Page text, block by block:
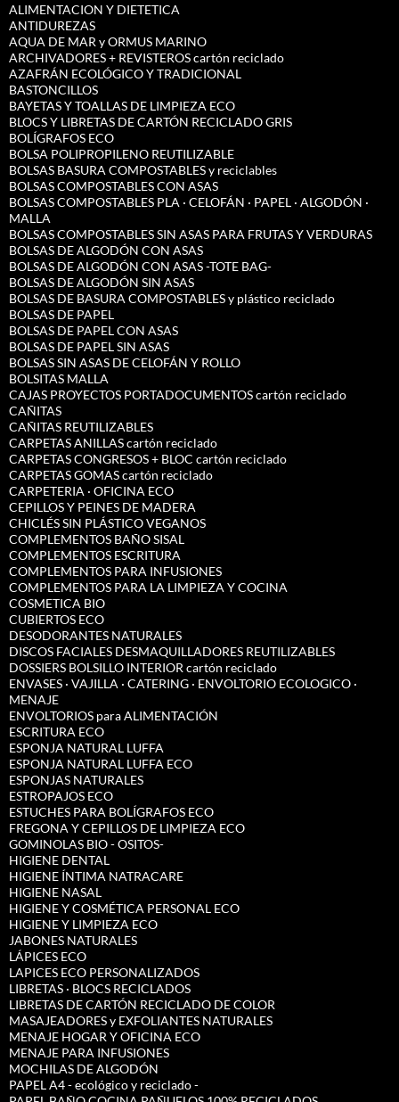
ALIMENTACION Y DIETETICA
ANTIDUREZAS
AQUA DE MAR y ORMUS MARINO
ARCHIVADORES + REVISTEROS cartón reciclado
AZAFRÁN ECOLÓGICO Y TRADICIONAL
BASTONCILLOS
BAYETAS Y TOALLAS DE LIMPIEZA ECO
BLOCS Y LIBRETAS DE CARTÓN RECICLADO GRIS
BOLÍGRAFOS ECO
BOLSA POLIPROPILENO REUTILIZABLE
BOLSAS BASURA COMPOSTABLES y reciclables
BOLSAS COMPOSTABLES CON ASAS
BOLSAS COMPOSTABLES PLA · CELOFÁN · PAPEL · ALGODÓN ·
MALLA
BOLSAS COMPOSTABLES SIN ASAS PARA FRUTAS Y VERDURAS
BOLSAS DE ALGODÓN CON ASAS
BOLSAS DE ALGODÓN CON ASAS -TOTE BAG-
BOLSAS DE ALGODÓN SIN ASAS
BOLSAS DE BASURA COMPOSTABLES y plástico reciclado
BOLSAS DE PAPEL
BOLSAS DE PAPEL CON ASAS
BOLSAS DE PAPEL SIN ASAS
BOLSAS SIN ASAS DE CELOFÁN Y ROLLO
BOLSITAS MALLA
CAJAS PROYECTOS PORTADOCUMENTOS cartón reciclado
CAÑITAS
CAÑITAS REUTILIZABLES
CARPETAS ANILLAS cartón reciclado
CARPETAS CONGRESOS + BLOC cartón reciclado
CARPETAS GOMAS cartón reciclado
CARPETERIA · OFICINA ECO
CEPILLOS Y PEINES DE MADERA
CHICLÉS SIN PLÁSTICO VEGANOS
COMPLEMENTOS BAÑO SISAL
COMPLEMENTOS ESCRITURA
COMPLEMENTOS PARA INFUSIONES
COMPLEMENTOS PARA LA LIMPIEZA Y COCINA
COSMETICA BIO
CUBIERTOS ECO
DESODORANTES NATURALES
DISCOS FACIALES DESMAQUILLADORES REUTILIZABLES
DOSSIERS BOLSILLO INTERIOR cartón reciclado
ENVASES · VAJILLA · CATERING · ENVOLTORIO ECOLOGICO ·
MENAJE
ENVOLTORIOS para ALIMENTACIÓN
ESCRITURA ECO
ESPONJA NATURAL LUFFA
ESPONJA NATURAL LUFFA ECO
ESPONJAS NATURALES
ESTROPAJOS ECO
ESTUCHES PARA BOLÍGRAFOS ECO
FREGONA Y CEPILLOS DE LIMPIEZA ECO
GOMINOLAS BIO - OSITOS-
HIGIENE DENTAL
HIGIENE ÍNTIMA NATRACARE
HIGIENE NASAL
HIGIENE Y COSMÉTICA PERSONAL ECO
HIGIENE Y LIMPIEZA ECO
JABONES NATURALES
LÁPICES ECO
LAPICES ECO PERSONALIZADOS
LIBRETAS · BLOCS RECICLADOS
LIBRETAS DE CARTÓN RECICLADO DE COLOR
MASAJEADORES y EXFOLIANTES NATURALES
MENAJE HOGAR Y OFICINA ECO
MENAJE PARA INFUSIONES
MOCHILAS DE ALGODÓN
PAPEL A4 - ecológico y reciclado -